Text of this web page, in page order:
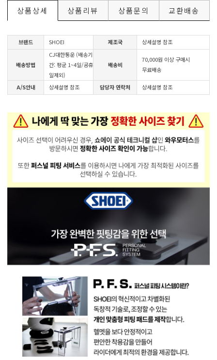
상품상세 상품리뷰 상품문의 교환배송
브랜드 SHOEI 제조국 상세설명 참조
배송방법
CJ대한통운 (배송기
간: 평균 1~4일/공휴
일제외)
배송비
70,000원 이상 구매시
무료배송
A/S안내 상세설명 참조 담당자 연락처 상세설명 참조